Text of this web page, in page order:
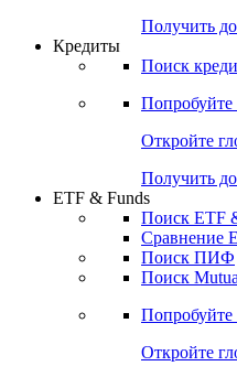
Попробуйте
Откройте
Получить
Поиск
Попробуйте
Откройте
Получить
ETF & Funds
Сравнение
Поиск